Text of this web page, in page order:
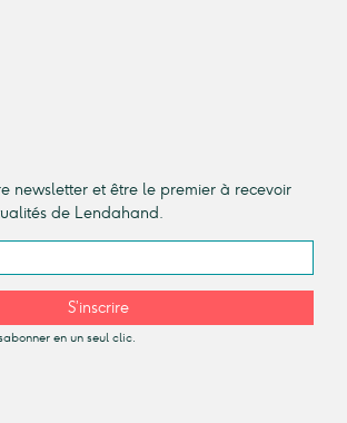
newsletter et être le premier à recevoir
de Lendahand.
S’inscrire
en un seul clic.